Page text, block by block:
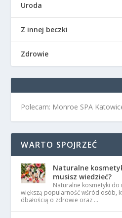
Uroda
Z innej beczki
Zdrowie
Polecam: Monroe SPA
WARTO SPOJRZEĆ
Naturalne
musisz wiedzieć?
Naturalne kosmetyki do
większą popularność wśród osób,
dbałością o zdrowie oraz …